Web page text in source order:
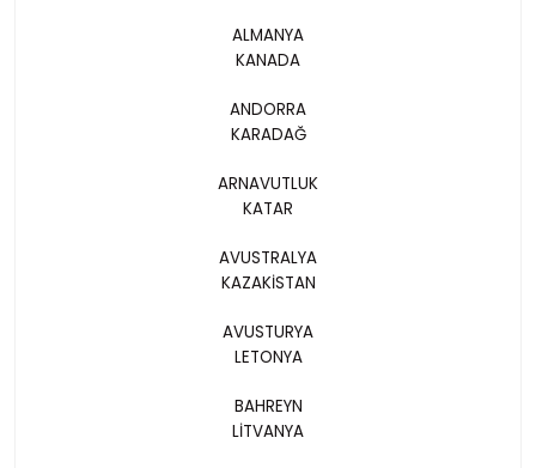
ALMANYA
KANADA
ANDORRA
KARADAĞ
ARNAVUTLUK
KATAR
AVUSTRALYA
KAZAKİSTAN
AVUSTURYA
LETONYA
BAHREYN
LİTVANYA